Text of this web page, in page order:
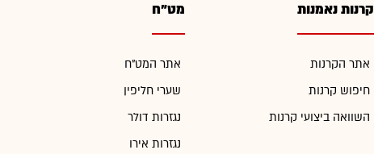
קרנות נאמנות
אתר הקרנות
חיפוש קרנות
השוואה ביצועי קרנות
מט"ח
אתר המט"ח
שערי חליפין
נגזרות דולר
נגזרות אירו